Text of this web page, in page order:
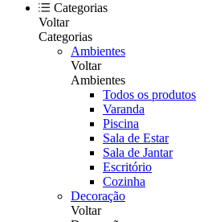
Categorias
Voltar
Categorias
Ambientes
Voltar
Ambientes
Todos os produtos
Varanda
Piscina
Sala de Estar
Sala de Jantar
Escritório
Cozinha
Decoração
Voltar